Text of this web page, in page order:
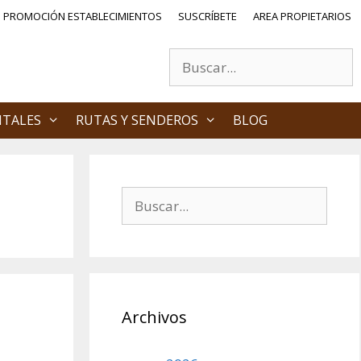
PROMOCIÓN ESTABLECIMIENTOS SUSCRÍBETE AREA PROPIETARIOS
RUTAS Y SENDEROS BLOG
Archivos